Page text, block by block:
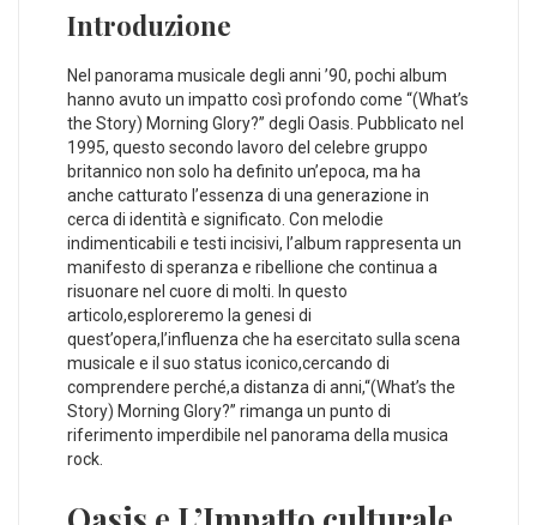
Introduzione
Nel ⁣panorama musicale degli anni ’90, pochi ‌album
hanno avuto un impatto così profondo ​come ⁤“(What’s
the Story) Morning Glory?” degli ⁣Oasis. Pubblicato nel
1995, questo secondo ‍lavoro del celebre gruppo
britannico non solo ha definito un’epoca, ma ha
anche catturato l’essenza di una‍ generazione in​
cerca di identità e significato. Con⁤ melodie
‍indimenticabili ⁣e testi incisivi, l’album rappresenta un
manifesto di speranza e ribellione⁢ che continua ‍a
risuonare nel cuore di molti.⁤ In ‍questo
articolo,esploreremo la genesi di⁤
quest’opera,l’influenza che ha esercitato sulla scena
musicale ⁢e il suo status ⁢iconico,cercando di
comprendere perché,a‌ distanza di anni,“(What’s the‍
Story)​ Morning Glory?” rimanga un ‍punto⁢ di
riferimento imperdibile nel panorama della musica
rock.